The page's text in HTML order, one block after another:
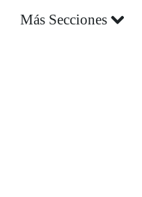
Más Secciones